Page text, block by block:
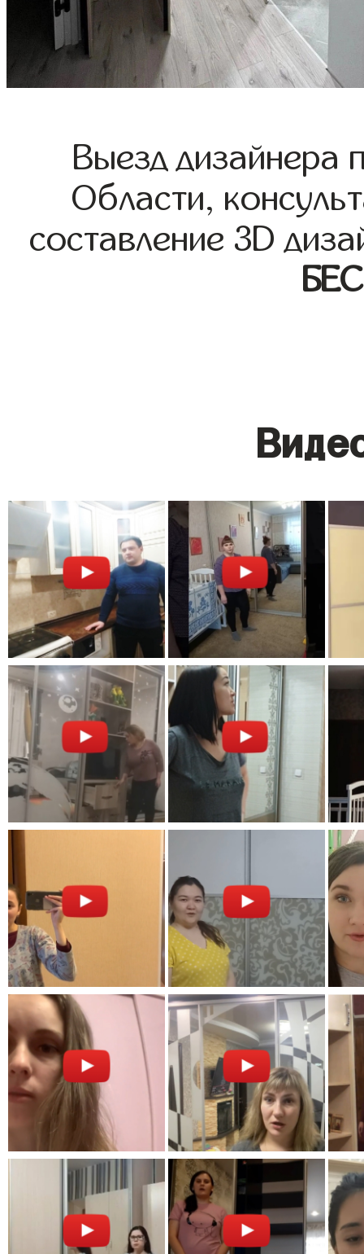
Выезд дизайнера
Области,
составление 3D